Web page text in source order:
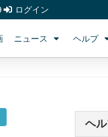
ログイン
ニュース ヘルプ
ヘ